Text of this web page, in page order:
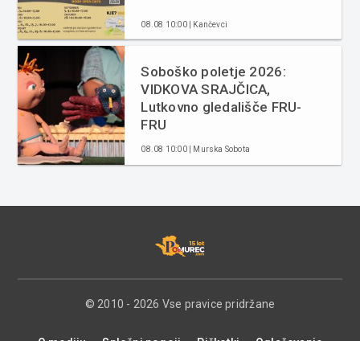
08.08 10:00 | Kančevci
Soboško poletje 2026:
VIDKOVA SRAJČICA,
Lutkovno gledališče FRU-
FRU
08.08 10:00 | Murska Sobota
© 2010 - 2026 Vse pravice pridržane